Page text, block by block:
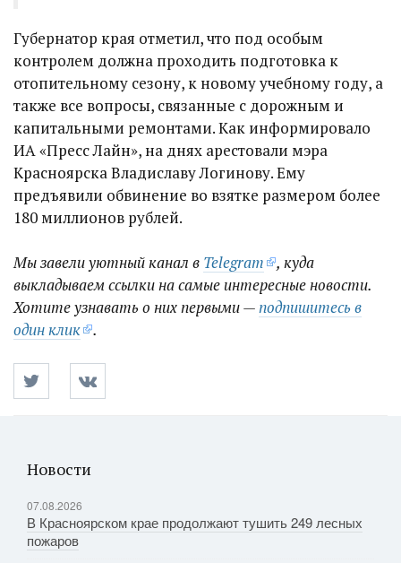
Губернатор края отметил, что под особым
контролем должна проходить подготовка к
отопительному сезону, к новому учебному году, а
также все вопросы, связанные с дорожным и
капитальными ремонтами. Как информировало
ИА «Пресс Лайн», на днях арестовали мэра
Красноярска Владиславу Логинову. Ему
предъявили обвинение во взятке размером более
180 миллионов рублей.
Мы завели уютный канал в Telegram
, куда
выкладываем ссылки на самые интересные новости.
Хотите узнавать о них первыми —подпишитесь в
один клик
.
Новости
07.08.2026
В Красноярском крае продолжают тушить 249 лесных
пожаров